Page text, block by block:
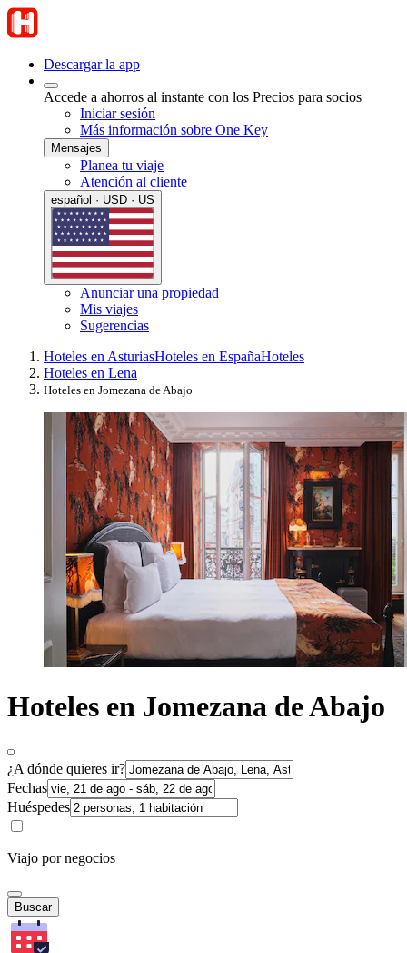
Descargar la app
Accede a ahorros al instante con los Precios para socios
Iniciar sesión
Más información sobre One Key
Mensajes
Planea tu viaje
Atención al cliente
español · USD · US
Anunciar una propiedad
Mis viajes
Sugerencias
Hoteles en AsturiasHoteles en EspañaHoteles
Hoteles en Lena
Hoteles en Jomezana de Abajo
Hoteles en Jomezana de Abajo
¿A dónde quieres ir?
Fechas
Huéspedes
Viajo por negocios
Buscar